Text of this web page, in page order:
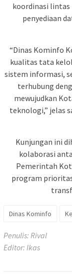
koordinasi lintas
penyediaan
“Dinas Kominfo
kualitas tata
sistem informasi,
terhubung
mewujudkan
teknologi,” jelas
Kunjungan ini
kolaborasi
Pemerintah
program
Dinas Kominfo
Penulis: Rival
Editor: Ikas